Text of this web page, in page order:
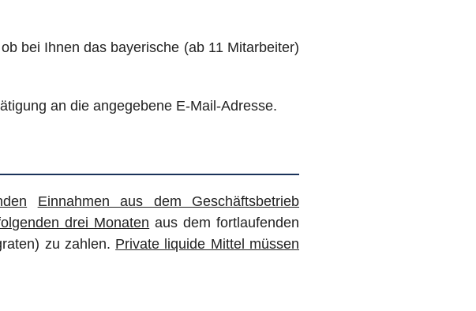
bei Ihnen das bayerische (ab 11 Mitarbeiter)
an die angegebene E-Mail-Adresse.
Einnahmen aus dem Geschäftsbetrieb
drei Monaten aus dem fortlaufenden
zu zahlen. Private liquide Mittel müssen